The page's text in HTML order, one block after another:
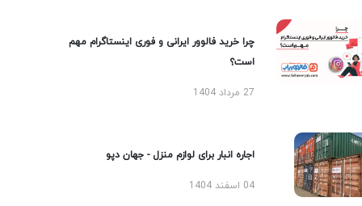
چرا خرید فالوور ایرانی و فوری اینستاگرام مهم
است؟
27 مرداد 1404
اجاره انبار برای لوازم منزل - جهان دپو
04 اسفند 1404